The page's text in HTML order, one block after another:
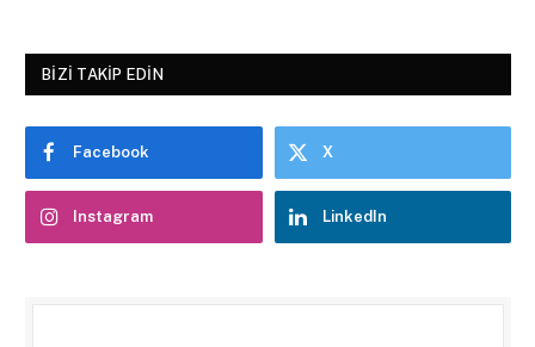
BIZI TAKIP EDIN
Facebook X
Instagram LinkedIn